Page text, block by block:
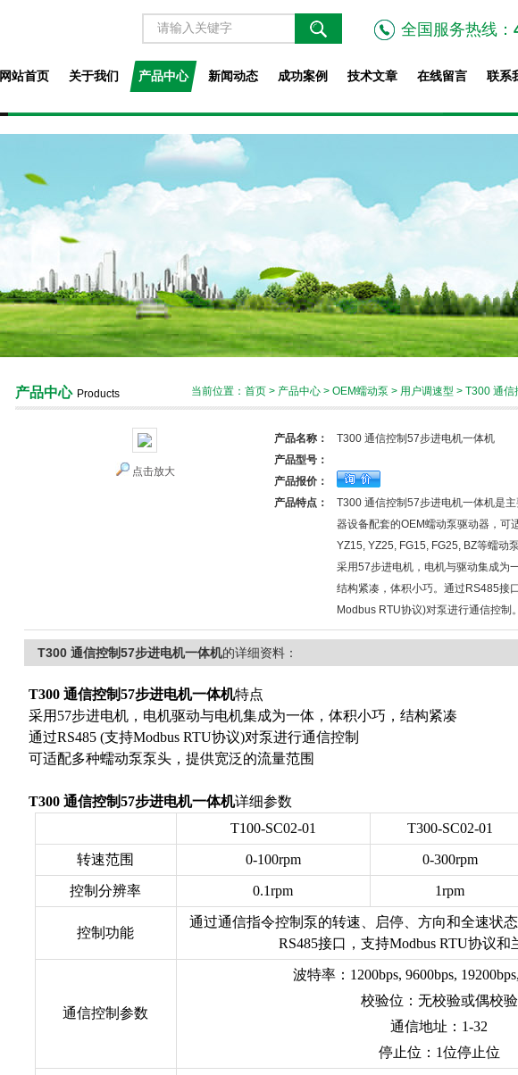
全国服务热线：
网站首页 关于我们 产品中心 新闻动态 成功案例 技术文章 在线留言 联系
产品中心 Products 当前位置： 首页 > 产品中心 > OEM蠕动泵 > 用户调速型 > T300 通信
点击放大
产品名称：
T300 通信控制57步进电机一体机
产品型号：
产品报价：
产品特点：
T300 通信控制57步进电机一体机是
器设备配套的OEM蠕动泵驱动器，可
YZ15, YZ25, FG15, FG25, BZ等蠕动泵
采用57步进电机，电机与驱动集成为
结构紧凑，体积小巧。通过RS485接
Modbus RTU协议)对泵进行通信控制。
T300 通信控制57步进电机一体机的详细资料：
T300 通信控制57步进电机一体机特点
采用57步进电机，电机驱动与电机集成为一体，体积小巧，结构紧凑
通过RS485 (支持Modbus RTU协议)对泵进行通信控制
可适配多种蠕动泵泵头，提供宽泛的流量范围
T300 通信控制57步进电机一体机详细参数
T100-SC02-01
T300-SC02-01
转速范围 0-100rpm 0-300rpm
控制分辨率 0.1rpm 1rpm
控制功能
通过通信指令控制泵的转速、启停、方向和全速状
RS485接口，支持Modbus RTU协议和
通信控制参数
波特率：1200bps, 9600bps,
校验位：无校验或偶校验
通信地址：1-32
停止位：1位停止位